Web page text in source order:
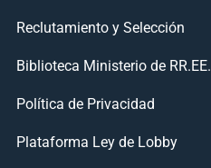
Reclutamiento y Selección
Biblioteca Ministerio de RR.EE.
Política de Privacidad
Plataforma Ley de Lobby